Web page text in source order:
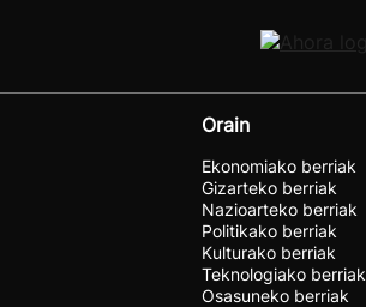
Orain
Ekonomiako berriak
Gizarteko berriak
Nazioarteko berriak
Politikako berriak
Kulturako berriak
Teknologiako berriak
Osasuneko berriak